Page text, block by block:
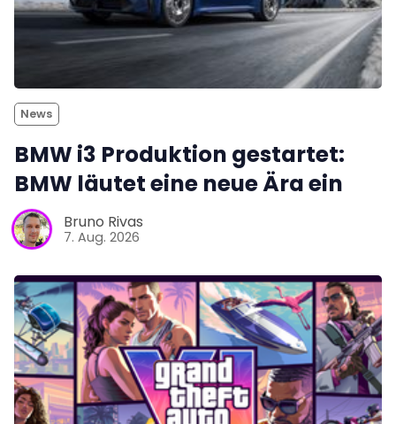
News
BMW i3 Produktion gestartet:
BMW läutet eine neue Ära ein
Bruno Rivas
7. Aug. 2026